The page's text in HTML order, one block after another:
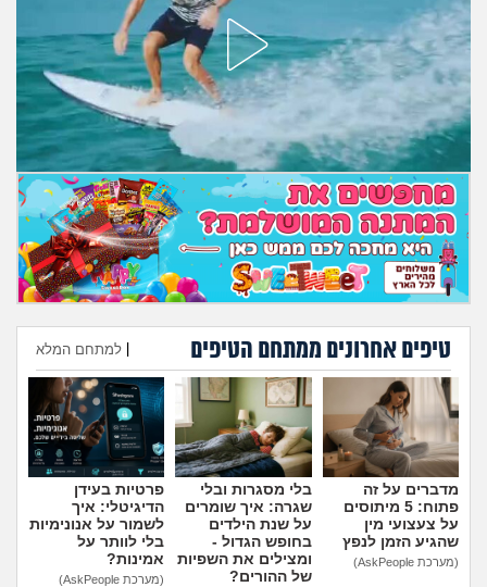
טיפים אחרונים ממתחם הטיפים למתחם המלא
הוספת טיפ
מדברים על זה
פתוח: 5 מיתוסים
על צעצועי מין
שהגיע הזמן לנפץ
(מערכת AskPeople)
בלי מסגרות ובלי
שגרה: איך שומרים
על שנת הילדים
בחופש הגדול -
ומצילים את השפיות
של ההורים?
פרטיות בעידן
הדיגיטלי: איך
לשמור על אנונימיות
בלי לוותר על
אמינות?
(מערכת AskPeople)